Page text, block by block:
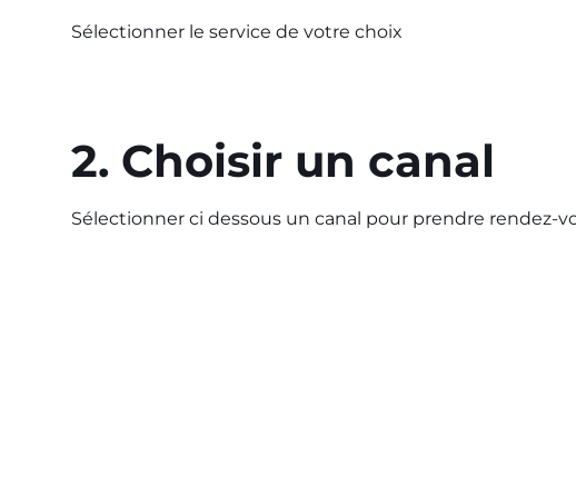
Sélectionner le service de votre choix
2. Choisir un canal
Sélectionner ci dessous un canal pour prendre rendez-